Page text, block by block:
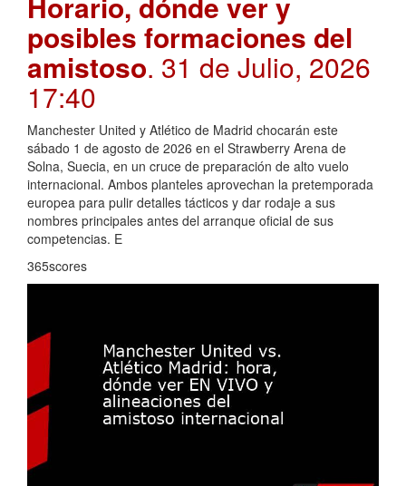
posibles formaciones del
amistoso. 31 de Julio, 2026
17:40
Manchester United y Atlético de Madrid chocarán este
sábado 1 de agosto de 2026 en el Strawberry Arena de
Solna, Suecia, en un cruce de preparación de alto vuelo
internacional. Ambos planteles aprovechan la pretemporada
europea para pulir detalles tácticos y dar rodaje a sus
nombres principales antes del arranque oficial de sus
competencias. E
365scores